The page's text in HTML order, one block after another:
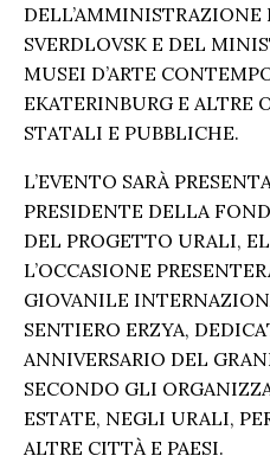
DELL’AMMINISTRAZIONE
SVERDLOVSK E DEL
MUSEI D’ARTE
EKATERINBURG E ALTRE
STATALI E PUBBLICHE.
L’EVENTO SARÀ
PRESIDENTE DELLA
DEL PROGETTO URALI,
L’OCCASIONE
GIOVANILE
SENTIERO ERZYA,
ANNIVERSARIO DEL
SECONDO GLI
ESTATE, NEGLI URALI,
ALTRE CITTÀ E PAESI.